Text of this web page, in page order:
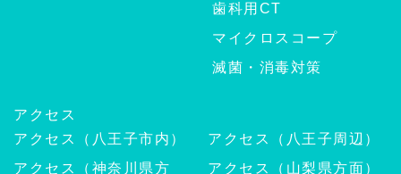
歯科用CT
マイクロスコープ
滅菌・消毒対策
アクセス
アクセス（八王子市内）
アクセス（八王子周辺）
アクセス（神奈川県方
アクセス（山梨県方面）